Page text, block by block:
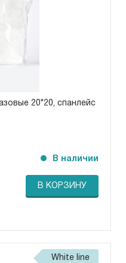
20*20, спанлейс
В наличии
В КОРЗИНУ
White line